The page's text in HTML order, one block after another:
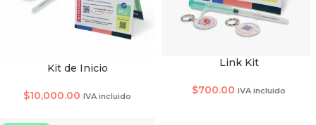
Kit de Inicio
$10,000.00 IVA incluido
Link Kit
$700.00 IVA incluido